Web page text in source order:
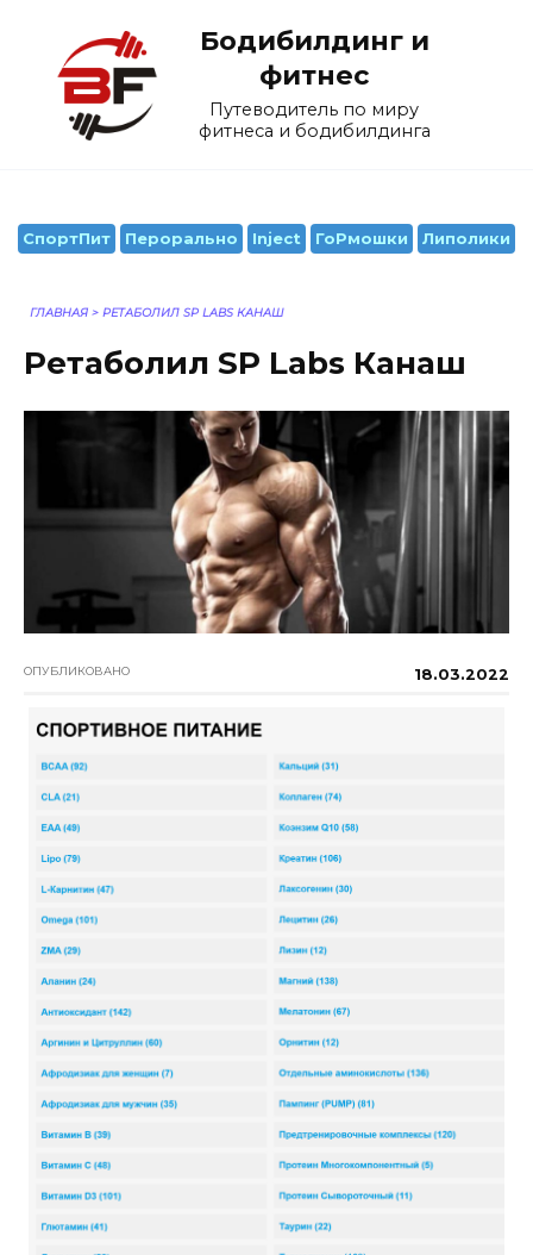
содержанию
Бодибилдинг и
фитнес
Путеводитель по миру
фитнеса и бодибилдинга
СпортПит Перорально Inject ГоРмошки Липолики
ГЛАВНАЯ > РЕТАБОЛИЛ SP LABS КАНАШ
Ретаболил SP Labs Канаш
ОПУБЛИКОВАНО 18.03.2022